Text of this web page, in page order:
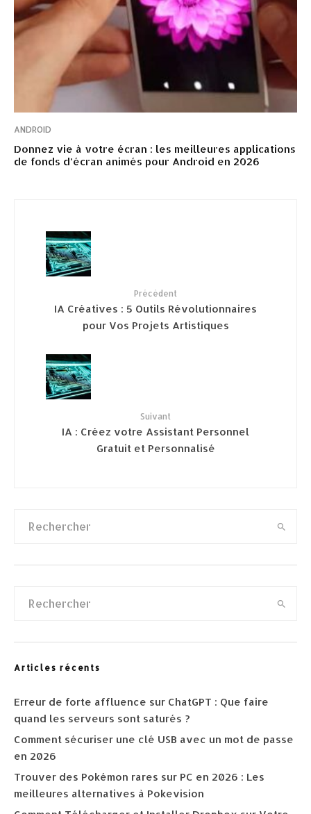
ANDROID
Donnez vie à votre écran : les meilleures applications
de fonds d’écran animés pour Android en 2026
Précédent
IA Créatives : 5 Outils Révolutionnaires
pour Vos Projets Artistiques
Suivant
IA : Créez votre Assistant Personnel
Gratuit et Personnalisé
Articles récents
Erreur de forte affluence sur ChatGPT : Que faire
quand les serveurs sont saturés ?
Comment sécuriser une clé USB avec un mot de passe
en 2026
Trouver des Pokémon rares sur PC en 2026 : Les
meilleures alternatives à Pokevision